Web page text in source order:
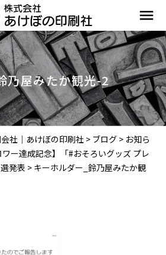
menu
乃屋みたか観光-2
社｜あけぼの印刷社 > ブログ > お知ら
ー達成記念】「#おそろいグッズ プレ
発表 > キーホルダー_鈴乃屋みたか観